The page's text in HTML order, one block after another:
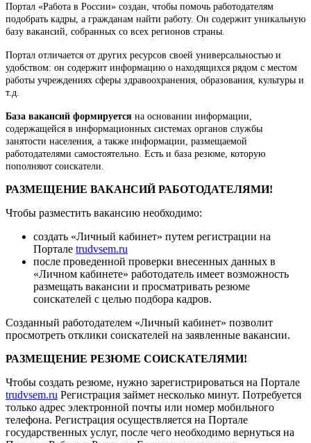
Портал «Работа в России» создан, чтобы помочь работодателям
подобрать кадры, а гражданам найти работу. Он содержит уникальную
базу вакансий, собранных со всех регионов страны.
Портал отличается от других ресурсов своей универсальностью и
удобством: он содержит информацию о находящихся рядом с местом
работы учреждениях сферы здравоохранения, образования, культуры и
т.д.
База вакансий формируется на основании информации,
содержащейся в информационных системах органов службы
занятости населения, а также информации, размещаемой
работодателями самостоятельно. Есть и база резюме, которую
пополняют соискатели.
РАЗМЕЩЕНИЕ ВАКАНСИЙ РАБОТОДАТЕЛЯМИ!
Чтобы разместить вакансию необходимо:
создать «Личный кабинет» путем регистрации на
Портале trudvsem.ru
после проведенной проверки внесенных данных в
«Личном кабинете» работодатель имеет возможность
размещать вакансии и просматривать резюме
соискателей с целью подбора кадров.
Созданный работодателем «Личный кабинет» позволит
просмотреть отклики соискателей на заявленные вакансии.
РАЗМЕЩЕНИЕ РЕЗЮМЕ СОИСКАТЕЛЯМИ!
Чтобы создать резюме, нужно зарегистрироваться на Портале
trudvsem.ru Регистрация займет несколько минут. Потребуется
только адрес электронной почты или номер мобильного
телефона. Регистрация осуществляется на Портале
государственных услуг, после чего необходимо вернуться на